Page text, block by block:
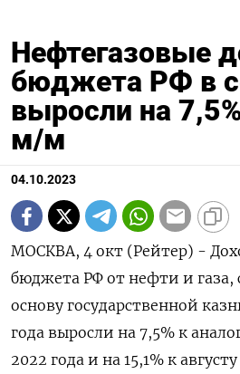
Нефтегазовые
бюджета РФ в
выросли на
м/м
04.10.2023
МОСКВА, 4 окт (Рейтер) -
бюджета РФ от нефти и газа,
основу государственной
года выросли на 7,5% к
2022 года и на 15,1% к